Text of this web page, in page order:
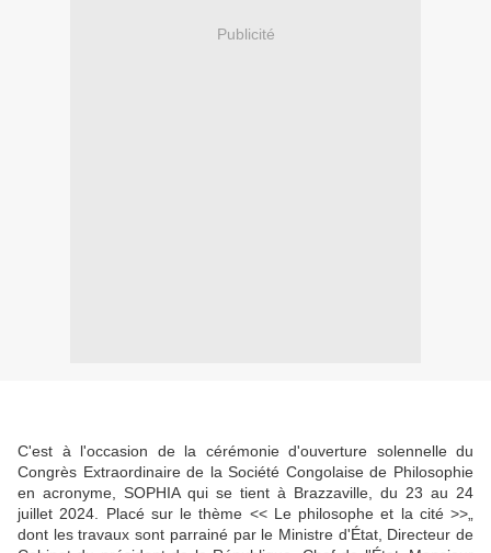
Publicité
C'est à l'occasion de la cérémonie d'ouverture solennelle du
Congrès Extraordinaire de la Société Congolaise de Philosophie
en acronyme, SOPHIA qui se tient à Brazzaville, du 23 au 24
juillet 2024. Placé sur le thème << Le philosophe et la cité >>„
dont les travaux sont parrainé par le Ministre d'État, Directeur de